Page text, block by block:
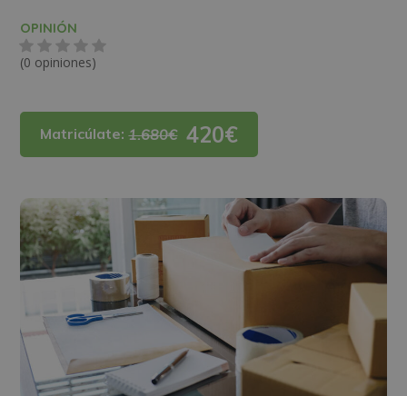
OPINIÓN
(0 opiniones)
Matricúlate:1.680€ 420€